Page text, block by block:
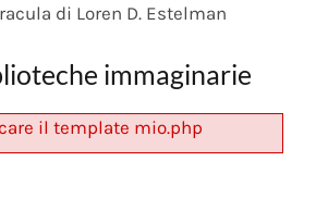
di Loren D. Estelman
immaginarie
il template mio.php